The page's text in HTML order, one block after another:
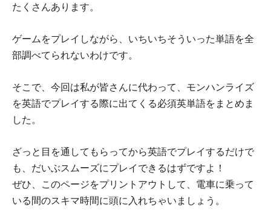
たくさんあります。
ゲームをプレイしながら、いちいちそういった単語を全
部調べてられないわけです。
そこで、今回は私が皆さんに代わって、モンハンライズ
を英語でプレイする際に出てくる必須英単語をまとめま
した。
ざっと目を通してもらってから英語でプレイするだけで
も、だいぶスムーズにプレイできるはずですよ！
ぜひ、このページをプリントアウトして、電車に乗って
いる間のスキマ時間に頭に入れちゃいましょう。